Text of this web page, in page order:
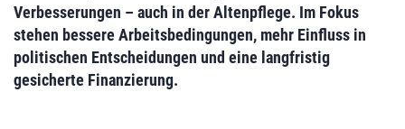
Verbesserungen – auch in der Altenpflege. Im Fokus
stehen bessere Arbeitsbedingungen, mehr Einfluss in
politischen Entscheidungen und eine langfristig
gesicherte Finanzierung.